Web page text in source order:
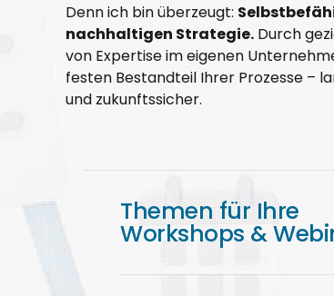
Denn ich bin überzeugt:
nachhaltigen Strategie. Durch
von Expertise im eigenen
festen Bestandteil Ihrer Prozesse –
und zukunftssicher.
Themen für Ihre
Workshops &